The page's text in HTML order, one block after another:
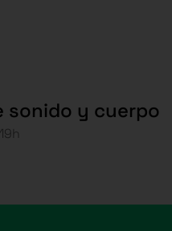
sonido y cuerpo